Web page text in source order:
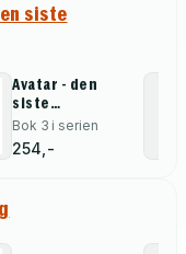
siste
Avatar - den
siste
luftbøyeren
Bok 3 i serien
254,-